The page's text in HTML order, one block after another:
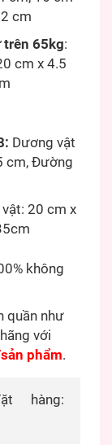
cm
trên 65kg:
cm x 4.5
Dương vật
cm, Đường
20 cm x
không
quần như
với
phẩm.
hàng: